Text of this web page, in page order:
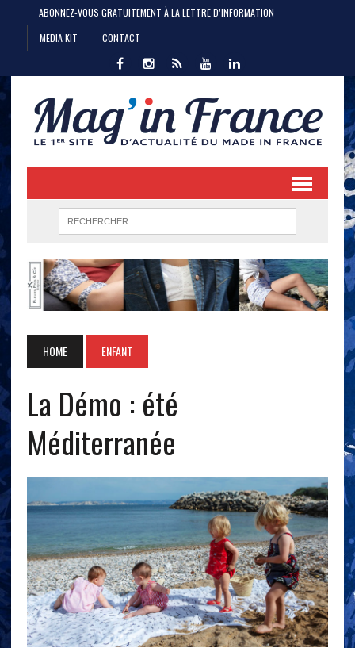
ABONNEZ-VOUS GRATUITEMENT À LA LETTRE D’INFORMATION
MEDIA KIT
CONTACT
HOME ENFANT
La Démo : été
Méditerranée